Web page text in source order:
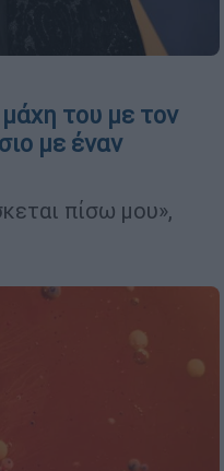
του με τον
με έναν
πίσω μου»,